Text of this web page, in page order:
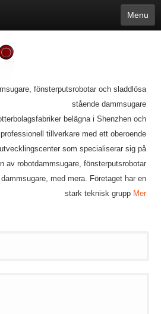
Menu
本語
Mongolian bāṅlā Norsk
Türkçe
Estonia
Bulgarian
fönsterputsrobotar och sladdlösa
stående dammsugare
belägna i Shenzhen och
tillverkare med ett oberoende
som specialiserar sig på
av robotdammsugare, fönsterputsrobotar
med mera. Företaget har en
stark teknisk grupp Mer